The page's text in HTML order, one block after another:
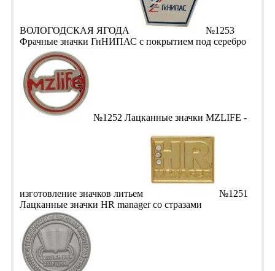
ВОЛОГОДСКАЯ ЯГОДА
№1253
Фрачные значки ГнНИПАС с покрытием под серебро
№1252 Лацканные значки MZLIFE -
изготовление значков литьем
№1251
Лацканные значки HR manager со стразами